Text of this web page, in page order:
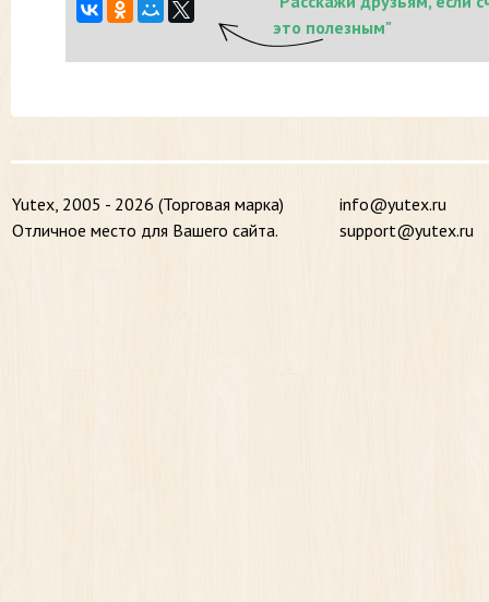
это полезным"
Yutex, 2005 - 2026 (Торговая марка)
Отличное место для Вашего сайта.
info@yutex.ru
support@yutex.ru